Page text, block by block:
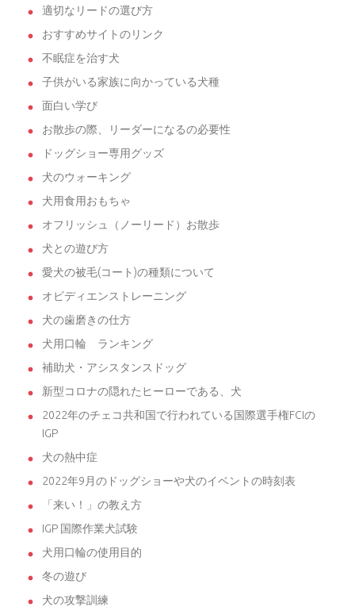
適切なリードの選び方
おすすめサイトのリンク
不眠症を治す犬
子供がいる家族に向かっている犬種
面白い学び
お散歩の際、リーダーになるの必要性
ドッグショー専用グッズ
犬のウォーキング
犬用食用おもちゃ
オフリッシュ（ノーリード）お散歩
犬との遊び方
愛犬の被毛(コート)の種類について
オビディエンストレーニング
犬の歯磨きの仕方
犬用口輪 ランキング
補助犬・アシスタンスドッグ
新型コロナの隠れたヒーローである、犬
2022年のチェコ共和国で行われている国際選手権FCIの
IGP
犬の熱中症
2022年9月のドッグショーや犬のイベントの時刻表
「来い！」の教え方
IGP 国際作業犬試験
犬用口輪の使用目的
冬の遊び
犬の攻撃訓練